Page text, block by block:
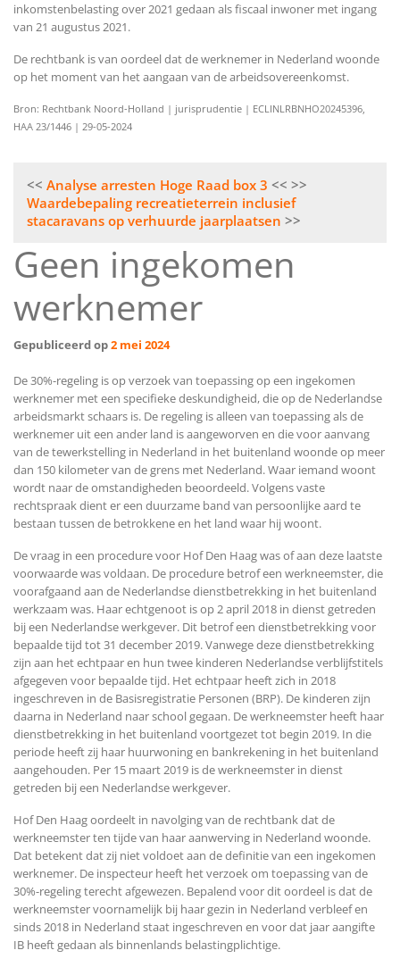
inkomstenbelasting over 2021 gedaan als fiscaal inwoner met ingang
van 21 augustus 2021.
De rechtbank is van oordeel dat de werknemer in Nederland woonde
op het moment van het aangaan van de arbeidsovereenkomst.
Bron: Rechtbank Noord-Holland | jurisprudentie | ECLINLRBNHO20245396,
HAA 23/1446 | 29-05-2024
Bericht
navigatie
Analyse arresten Hoge Raad box 3
Waardebepaling recreatieterrein inclusief
stacaravans op verhuurde jaarplaatsen
Geen ingekomen
werknemer
Gepubliceerd op2 mei 2024
De 30%-regeling is op verzoek van toepassing op een ingekomen
werknemer met een specifieke deskundigheid, die op de Nederlandse
arbeidsmarkt schaars is. De regeling is alleen van toepassing als de
werknemer uit een ander land is aangeworven en die voor aanvang
van de tewerkstelling in Nederland in het buitenland woonde op meer
dan 150 kilometer van de grens met Nederland. Waar iemand woont
wordt naar de omstandigheden beoordeeld. Volgens vaste
rechtspraak dient er een duurzame band van persoonlijke aard te
bestaan tussen de betrokkene en het land waar hij woont.
De vraag in een procedure voor Hof Den Haag was of aan deze laatste
voorwaarde was voldaan. De procedure betrof een werkneemster, die
voorafgaand aan de Nederlandse dienstbetrekking in het buitenland
werkzaam was. Haar echtgenoot is op 2 april 2018 in dienst getreden
bij een Nederlandse werkgever. Dit betrof een dienstbetrekking voor
bepaalde tijd tot 31 december 2019. Vanwege deze dienstbetrekking
zijn aan het echtpaar en hun twee kinderen Nederlandse verblijfstitels
afgegeven voor bepaalde tijd. Het echtpaar heeft zich in 2018
ingeschreven in de Basisregistratie Personen (BRP). De kinderen zijn
daarna in Nederland naar school gegaan. De werkneemster heeft haar
dienstbetrekking in het buitenland voortgezet tot begin 2019. In die
periode heeft zij haar huurwoning en bankrekening in het buitenland
aangehouden. Per 15 maart 2019 is de werkneemster in dienst
getreden bij een Nederlandse werkgever.
Hof Den Haag oordeelt in navolging van de rechtbank dat de
werkneemster ten tijde van haar aanwerving in Nederland woonde.
Dat betekent dat zij niet voldoet aan de definitie van een ingekomen
werknemer. De inspecteur heeft het verzoek om toepassing van de
30%-regeling terecht afgewezen. Bepalend voor dit oordeel is dat de
werkneemster voornamelijk bij haar gezin in Nederland verbleef en
sinds 2018 in Nederland staat ingeschreven en voor dat jaar aangifte
IB heeft gedaan als binnenlands belastingplichtige.